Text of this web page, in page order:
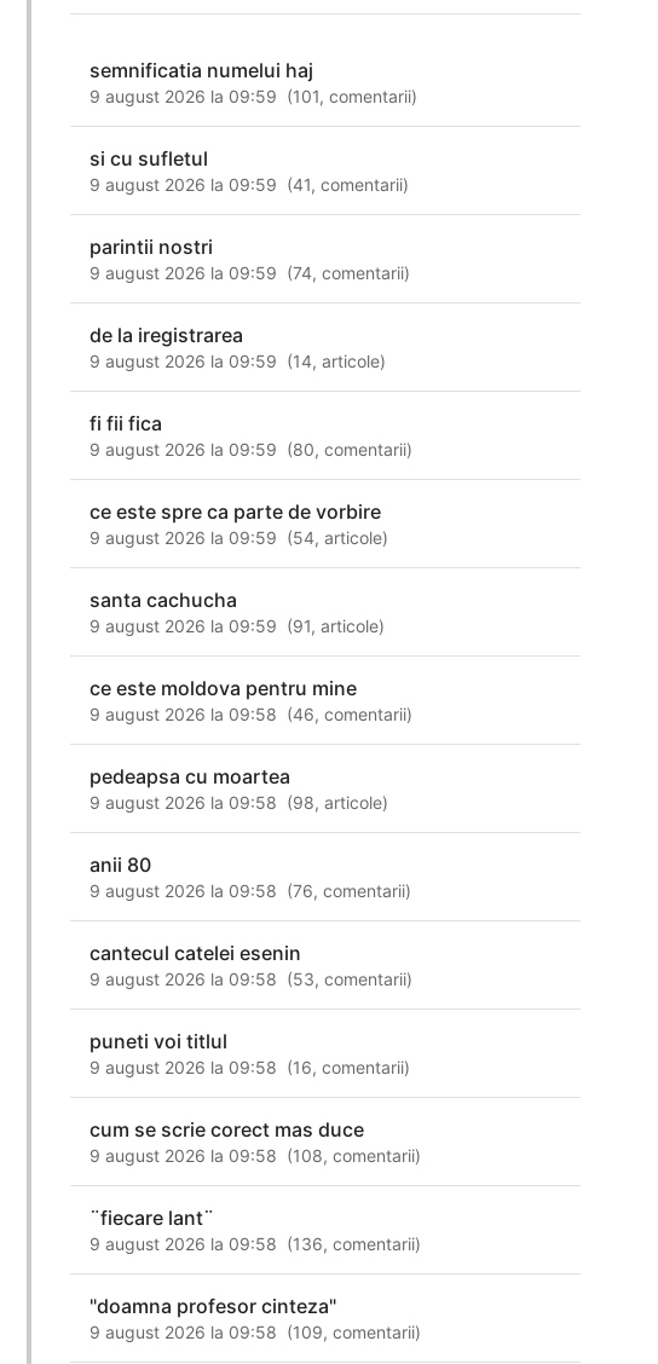
semnificatia numelui haj
9 august 2026 la 09:59 (101,comentarii)
si cu sufletul
9 august 2026 la 09:59 (41,comentarii)
parintii nostri
9 august 2026 la 09:59 (74,comentarii)
de la iregistrarea
9 august 2026 la 09:59 (14,articole)
fi fii fica
9 august 2026 la 09:59 (80,comentarii)
ce este spre ca parte de vorbire
9 august 2026 la 09:59 (54,articole)
santa cachucha
9 august 2026 la 09:59 (91,articole)
ce este moldova pentru mine
9 august 2026 la 09:58 (46,comentarii)
pedeapsa cu moartea
9 august 2026 la 09:58 (98,articole)
anii 80
9 august 2026 la 09:58 (76,comentarii)
cantecul catelei esenin
9 august 2026 la 09:58 (53,comentarii)
puneti voi titlul
9 august 2026 la 09:58 (16,comentarii)
cum se scrie corect mas duce
9 august 2026 la 09:58 (108,comentarii)
¨fiecare lant¨
9 august 2026 la 09:58 (136,comentarii)
"doamna profesor cinteza"
9 august 2026 la 09:58 (109,comentarii)